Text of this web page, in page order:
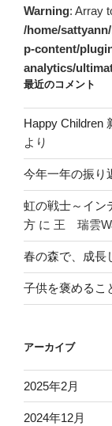
Warning: Array
/home/
p-content/
analytics/
最近のコメント
Happy Children
より
今年一年の振り
虹の戦士～イン
方 に 王 瑞雲
春の森で、成長
子供を褒めるこ
アーカイブ
2025年2月
2024年12月